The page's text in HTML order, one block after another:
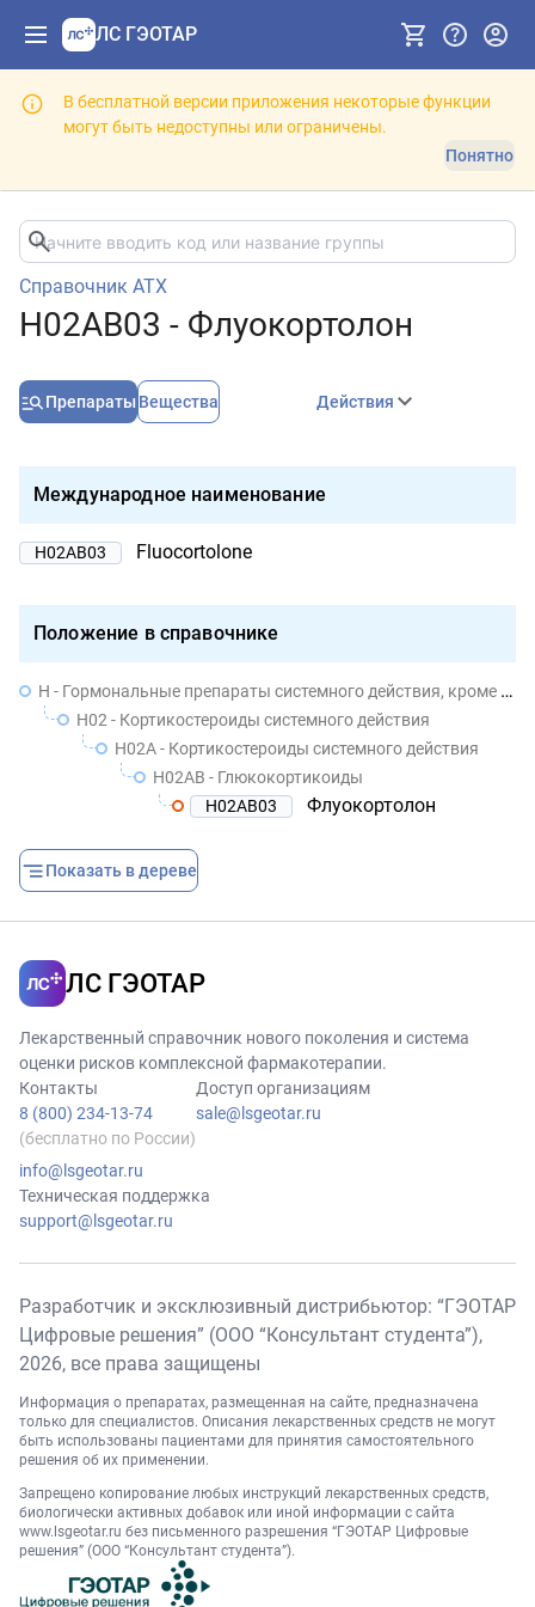
ЛС ГЭОТАР
В бесплатной версии приложения некоторые функции
могут быть недоступны или ограничены.
Понятно
Справочник АТХ
H02AB03 - Флуокортолон
Препараты Вещества Действия
Международное наименование
H02AB03 Fluocortolone
Положение в справочнике
H - Гормональные препараты системного действия, кроме половых гормонов и инсулинов
H02 - Кортикостероиды системного действия
H02A - Кортикостероиды системного действия
H02AB - Глюкокортикоиды
H02AB03
Флуокортолон
Показать в дереве
ЛС ГЭОТАР
Лекарственный справочник нового поколения и система
оценки рисков комплексной фармакотерапии.
Контакты
8 (800) 234-13-74
(бесплатно по России)
info@lsgeotar.ru
Доступ организациям
sale@lsgeotar.ru
Техническая поддержка
support@lsgeotar.ru
Разработчик и эксклюзивный дистрибьютор: “ГЭОТАР
Цифровые решения” (ООО “Консультант студента”),
2026, все права защищены
Информация о препаратах, размещенная на сайте, предназначена
только для специалистов. Описания лекарственных средств не могут
быть использованы пациентами для принятия самостоятельного
решения об их применении.
Запрещено копирование любых инструкций лекарственных средств,
биологически активных добавок или иной информации с сайта
www.lsgeotar.ru без письменного разрешения “ГЭОТАР Цифровые
решения” (ООО “Консультант студента”).